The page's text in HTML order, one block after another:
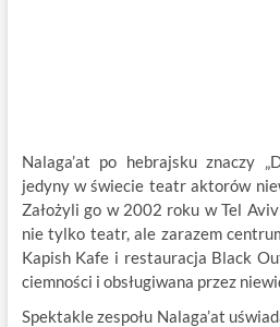
Nalaga’at po hebrajsku znaczy
jedyny w świecie teatr aktorów
Założyli go w 2002 roku w Tel
nie tylko teatr, ale zarazem
Kapish Kafe i restauracja Black
ciemności i obsługiwana przez
Spektakle zespołu Nalaga’at